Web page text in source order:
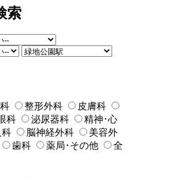
索
整形外科
皮膚科
科 泌尿器科
精神･心
科 脳神経外科
美容外
歯科 薬局･その他
全